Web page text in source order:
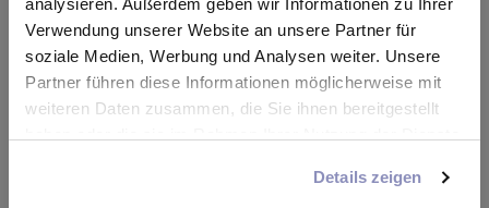
analysieren. Außerdem geben wir Informationen zu Ihrer
Verwendung unserer Website an unsere Partner für
soziale Medien, Werbung und Analysen weiter. Unsere
Partner führen diese Informationen möglicherweise mit
weiteren Daten zusammen, die Sie ihnen bereitgestellt
anpassen oder widerrufen. Weitere Details hierzu finden
Details zeigen
Oops!
Something went wrong. Please try refreshing the
app
Refresh